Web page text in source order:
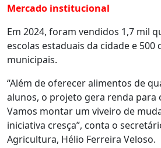
Mercado institucional
Em 2024, foram vendidos 1,7 mil
escolas estaduais da cidade e 500
municipais.
“Além de oferecer alimentos de
alunos, o projeto gera renda para
Vamos montar um viveiro de
iniciativa cresça”, conta o
Agricultura, Hélio Ferreira Veloso.